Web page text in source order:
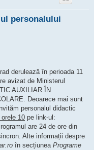
personalului
derulează în perioada 11
avizat de Ministerul
AUXILIAR ÎN
Deoarece mai sunt
personalul didactic
10 pe link-ul:
are 24 de ore din
Alte informații despre
în secțiunea Programe